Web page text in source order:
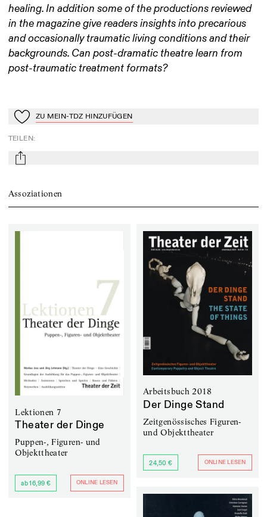
healing. In addition some of the productions reviewed
in the magazine give readers insights into precarious
and occasionally traumatic living conditions and their
backgrounds. Can post-dramatic theatre learn from
post-traumatic treatment formats?
Zu Mein-TdZ hinzufügen
ZU MEIN-TDZ HINZUFÜGEN
TEILEN:
mail
Assoziationen
Lektionen 7
Theater der Dinge
Puppen-, Figuren- und
Objekttheater
ab 16,99 € ONLINE LESEN
Arbeitsbuch 2018
Der Dinge Stand
Zeitgenössisches Figuren-
und Objekttheater
24,50 € ONLINE LESEN